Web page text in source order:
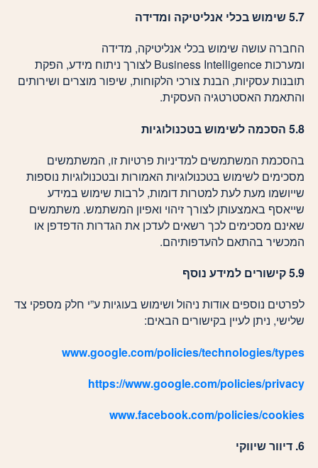
5.7 שימוש בכלי אנליטיקה ומדידה
החברה עושה שימוש בכלי אנליטיקה, מדידה
ומערכות Business Intelligence לצורך ניתוח מידע, הפקת
תובנות עסקיות, הבנת צורכי הלקוחות, שיפור מוצרים ושירותים
והתאמת האסטרטגיה העסקית.
5.8 הסכמה לשימוש בטכנולוגיות
בהסכמת המשתמשים למדיניות פרטיות זו, המשתמשים
מסכימים לשימוש בטכנולוגיות האמורות ובטכנולוגיות נוספות
שייושמו מעת לעת למטרות דומות, לרבות שימוש במידע
שייאסף באמצעותן לצורך זיהוי ואפיון המשתמש. משתמשים
שאינם מסכימים לכך רשאים לעדכן את הגדרות הדפדפן או
המכשיר בהתאם להעדפותיהם.
5.9 קישורים למידע נוסף
לפרטים נוספים אודות ניהול ושימוש בעוגיות ע”י חלק מספקי צד
שלישי, ניתן לעיין בקישורים הבאים:
www.google.com/policies/technologies/types
https://www.google.com/policies/privacy
www.facebook.com/policies/cookies
6. דיוור שיווקי